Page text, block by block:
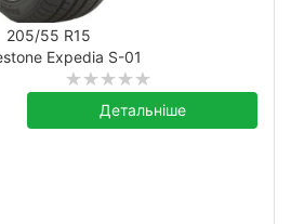
205/55 R15
Expedia S-01
Детальніше